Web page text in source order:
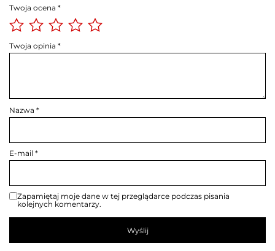
Twoja ocena *
Twoja opinia *
Nazwa *
E-mail *
Zapamiętaj moje dane w tej przeglądarce podczas pisania
kolejnych komentarzy.